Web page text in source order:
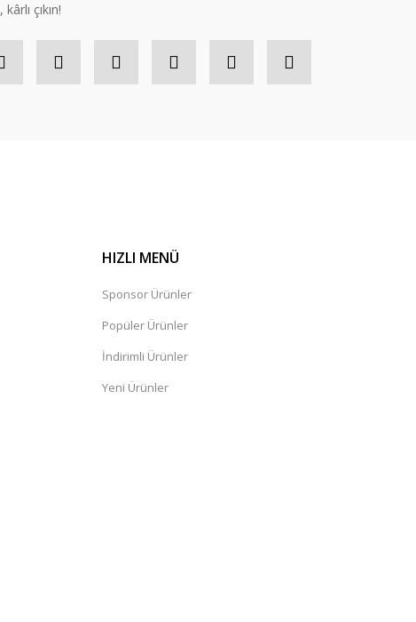
çıkın!
HIZLI MENÜ
Sponsor Ürünler
Popüler Ürünler
İndirimli Ürünler
Yeni Ürünler